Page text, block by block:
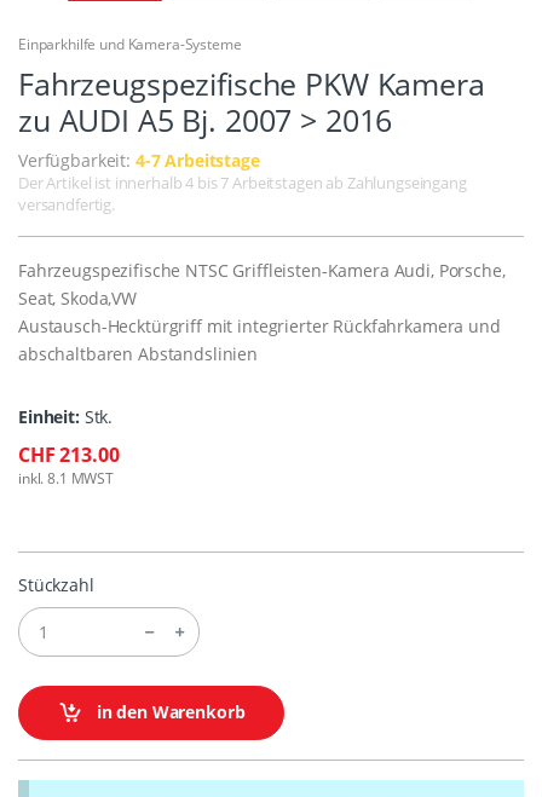
Einparkhilfe und Kamera-Systeme
Fahrzeugspezifische PKW Kamera
zu AUDI A5 Bj. 2007 > 2016
Verfügbarkeit: 4-7 Arbeitstage
Der Artikel ist innerhalb 4 bis 7 Arbeitstagen ab Zahlungseingang
versandfertig.
Fahrzeugspezifische NTSC Griffleisten-Kamera Audi, Porsche,
Seat, Skoda,VW
Austausch-Hecktürgriff mit integrierter Rückfahrkamera und
abschaltbaren Abstandslinien
Einheit: Stk.
CHF 213.00
inkl. 8.1 MWST
Stückzahl
in den Warenkorb